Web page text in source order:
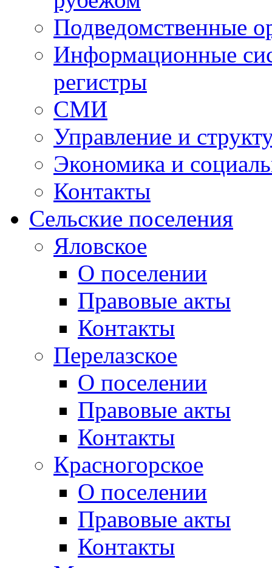
Подведомственные
Информационные
регистры
СМИ
Управление и
Экономика и
Контакты
Сельские поселения
Яловское
О поселении
Правовые акты
Контакты
Перелазское
О поселении
Правовые акты
Контакты
Красногорское
О поселении
Правовые акты
Контакты